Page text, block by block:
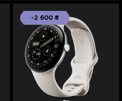
-2 600 ₴